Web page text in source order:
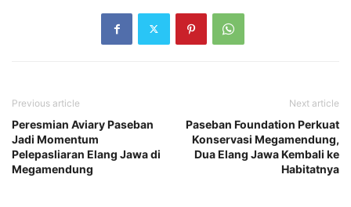
Previous article
Peresmian Aviary Paseban
Jadi Momentum
Pelepasliaran Elang Jawa di
Megamendung
Next article
Paseban Foundation Perkuat
Konservasi Megamendung,
Dua Elang Jawa Kembali ke
Habitatnya